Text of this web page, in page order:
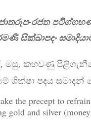
රජත
සික්ඛාපදං
මසු, කහවණු
ශික්ෂා පදය සමාදන්
the precept to
gold and silver